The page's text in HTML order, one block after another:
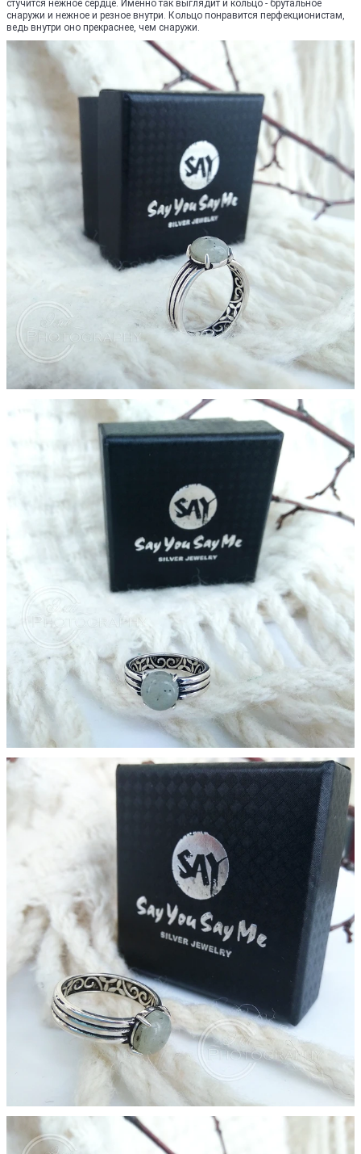
стучится нежное сердце. Именно так выглядит и кольцо - брутальное
снаружи и нежное и резное внутри. Кольцо понравится перфекционистам,
ведь внутри оно прекраснее, чем снаружи.